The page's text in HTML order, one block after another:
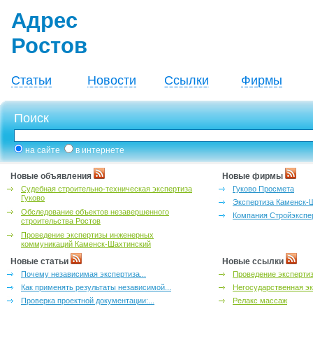
Адрес
Ростов
Статьи Новости Ссылки Фирмы
Поиск
на сайте в интернете
Новые объявления
Судебная строительно-техническая экспертиза
Гуково
Обследование объектов незавершенного
строительства Ростов
Проведение экспертизы инженерных
коммуникаций Каменск-Шахтинский
Новые фирмы
Гуково Просмета
Экспертиза Каменск-
Компания
Новые статьи
Почему независимая экспертиза...
Как применять результаты независимой...
Проверка проектной документации:...
Новые ссылки
Проведение
Негосударственная
Релакс массаж